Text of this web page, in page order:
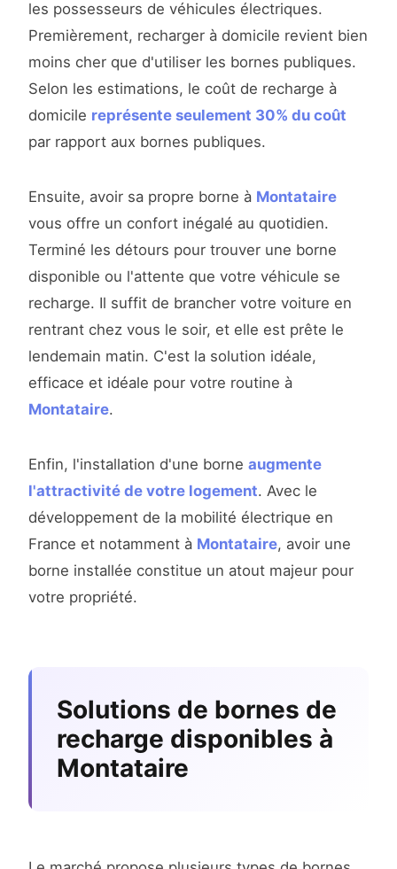
les possesseurs de véhicules électriques.
Premièrement, recharger à domicile revient bien
moins cher que d'utiliser les bornes publiques.
Selon les estimations, le coût de recharge à
domicile représente seulement 30% du coût
par rapport aux bornes publiques.
Ensuite, avoir sa propre borne à Montataire
vous offre un confort inégalé au quotidien.
Terminé les détours pour trouver une borne
disponible ou l'attente que votre véhicule se
recharge. Il suffit de brancher votre voiture en
rentrant chez vous le soir, et elle est prête le
lendemain matin. C'est la solution idéale,
efficace et idéale pour votre routine à
Montataire.
Enfin, l'installation d'une borne augmente
l'attractivité de votre logement. Avec le
développement de la mobilité électrique en
France et notamment à Montataire, avoir une
borne installée constitue un atout majeur pour
votre propriété.
Solutions de bornes de
recharge disponibles à
Montataire